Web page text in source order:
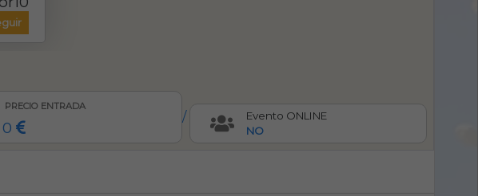
PRECIO ENTRADA
0
/
Evento ONLINE
NO